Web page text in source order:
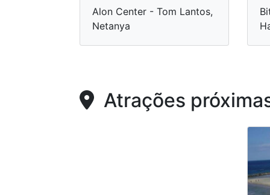
Alon Center - Tom Lantos,
Netanya
Atrações